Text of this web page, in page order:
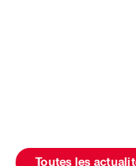
Toutes les